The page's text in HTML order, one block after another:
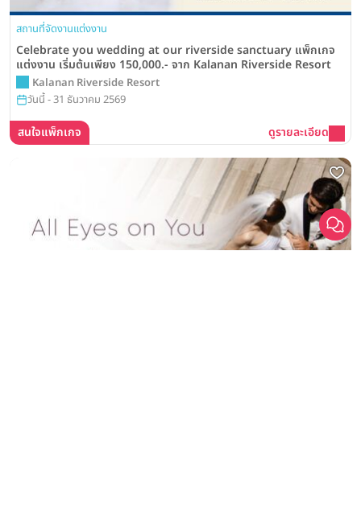
สถานที่จัดงานแต่งงาน
Celebrate you wedding at our riverside sanctuary แพ็กเกจ
แต่งงาน เริ่มต้นเพียง 150,000.- จาก Kalanan Riverside Resort
Kalanan Riverside Resort
วันนี้ - 31 ธันวาคม 2569
สนใจแพ็กเกจ ดูรายละเอียด